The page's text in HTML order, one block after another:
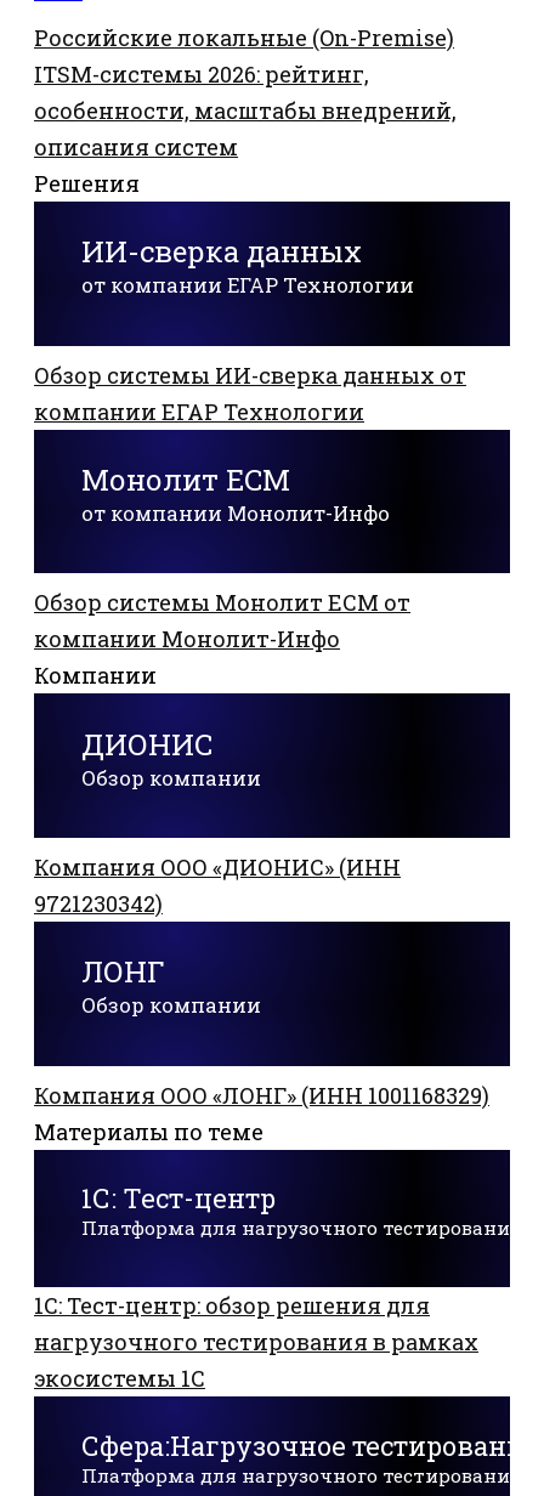
Российские локальные (On-Premise)
ITSM-системы 2026: рейтинг,
особенности, масштабы внедрений,
описания систем
Решения
ИИ-сверка данных
от компании ЕГАР Технологии
Обзор системы ИИ-сверка данных от
компании ЕГАР Технологии
Монолит ECM
от компании Монолит-Инфо
Обзор системы Монолит ECM от
компании Монолит-Инфо
Компании
ДИОНИС
Обзор компании
Компания ООО «ДИОНИС» (ИНН
9721230342)
ЛОНГ
Обзор компании
Компания ООО «ЛОНГ» (ИНН 1001168329)
Материалы по теме
1С: Тест-центр
Платформа для нагрузочного тестирования
1С: Тест-центр: обзор решения для
нагрузочного тестирования в рамках
экосистемы 1С
Сфера:Нагрузочное тестирование
Платформа для нагрузочного тестирования